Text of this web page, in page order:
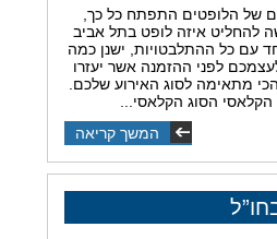
של הלופטים התפתח כל כך,
להחליט איזה לופט בתל אביב
עם כל ההתלבטויות, ישנן כמה
לפני ההזמנה אשר יעזרו
מתאימה לסוג האירוע שלכם.
הסוג הקלאסי...
המשך קריאה